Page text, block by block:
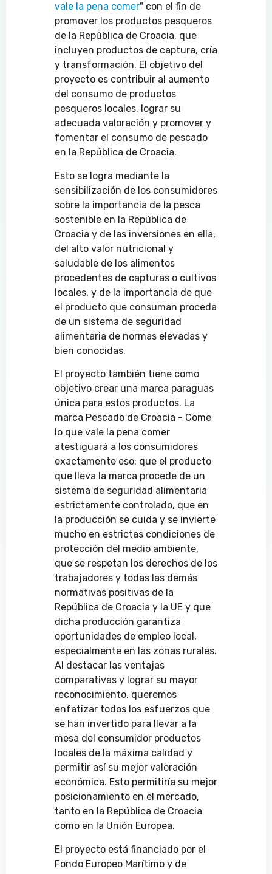
vale la pena comer" con el fin de
promover los productos pesqueros
de la República de Croacia, que
incluyen productos de captura, cría
y transformación. El objetivo del
proyecto es contribuir al aumento
del consumo de productos
pesqueros locales, lograr su
adecuada valoración y promover y
fomentar el consumo de pescado
en la República de Croacia.
Esto se logra mediante la
sensibilización de los consumidores
sobre la importancia de la pesca
sostenible en la República de
Croacia y de las inversiones en ella,
del alto valor nutricional y
saludable de los alimentos
procedentes de capturas o cultivos
locales, y de la importancia de que
el producto que consuman proceda
de un sistema de seguridad
alimentaria de normas elevadas y
bien conocidas.
El proyecto también tiene como
objetivo crear una marca paraguas
única para estos productos. La
marca Pescado de Croacia - Come
lo que vale la pena comer
atestiguará a los consumidores
exactamente eso: que el producto
que lleva la marca procede de un
sistema de seguridad alimentaria
estrictamente controlado, que en
la producción se cuida y se invierte
mucho en estrictas condiciones de
protección del medio ambiente,
que se respetan los derechos de los
trabajadores y todas las demás
normativas positivas de la
República de Croacia y la UE y que
dicha producción garantiza
oportunidades de empleo local,
especialmente en las zonas rurales.
Al destacar las ventajas
comparativas y lograr su mayor
reconocimiento, queremos
enfatizar todos los esfuerzos que
se han invertido para llevar a la
mesa del consumidor productos
locales de la máxima calidad y
permitir así su mejor valoración
económica. Esto permitiría su mejor
posicionamiento en el mercado,
tanto en la República de Croacia
como en la Unión Europea.
El proyecto está financiado por el
Fondo Europeo Marítimo y de